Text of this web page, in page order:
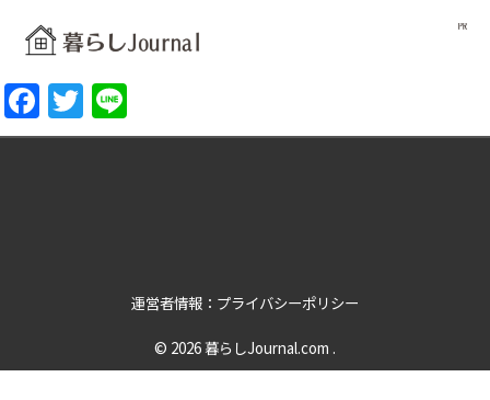
Facebook
Twitter
運営者情報：プライバシーポリシー
© 2026 暮らしJournal.com .